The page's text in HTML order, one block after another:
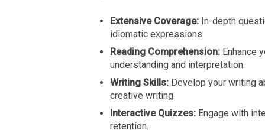
Extensive Coverage: In-depth
idiomatic expressions.
Reading Comprehension: Enhance
understanding and interpretation.
Writing Skills: Develop your writing
creative writing.
Interactive Quizzes: Engage with
retention.